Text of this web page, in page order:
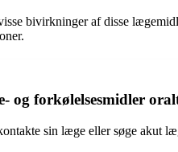
bivirkninger af disse
og forkølelsesmidler
sin læge eller søge akut